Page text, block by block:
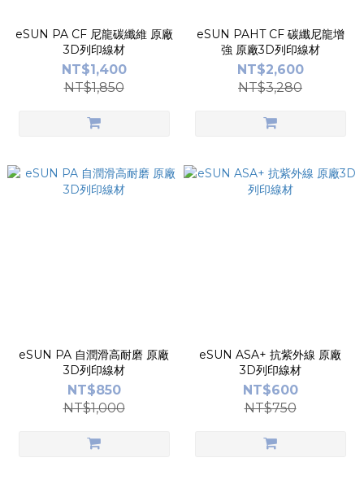
eSUN PA CF 尼龍碳纖維 原廠
3D列印線材
NT$1,400
NT$1,850
eSUN PAHT CF 碳纖尼龍增
強 原廠3D列印線材
NT$2,600
NT$3,280
eSUN PA 自潤滑高耐磨 原廠
3D列印線材
NT$850
NT$1,000
eSUN ASA+ 抗紫外線 原廠
3D列印線材
NT$600
NT$750